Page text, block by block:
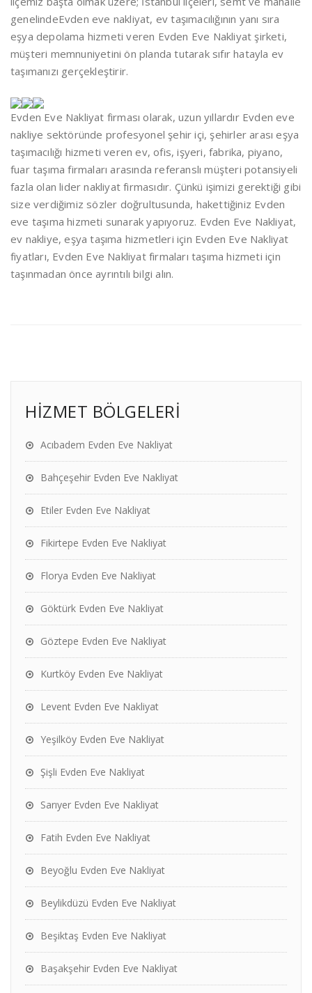
genelindeEvden eve nakliyat, ev taşımacılığının yanı sıra
eşya depolama hizmeti veren Evden Eve Nakliyat şirketi,
müşteri memnuniyetini ön planda tutarak sıfır hatayla ev
taşımanızı gerçekleştirir.
Evden Eve Nakliyat firması olarak, uzun yıllardır Evden eve
nakliye sektöründe profesyonel şehir içi, şehirler arası eşya
taşımacılığı hizmeti veren ev, ofis, işyeri, fabrika, piyano,
fuar taşıma firmaları arasında referanslı müşteri potansiyeli
fazla olan lider nakliyat firmasıdır. Çünkü işimizi gerektiği gibi
size verdiğimiz sözler doğrultusunda, hakettiğiniz Evden
eve taşıma hizmeti sunarak yapıyoruz. Evden Eve Nakliyat,
ev nakliye, eşya taşıma hizmetleri için Evden Eve Nakliyat
fiyatları, Evden Eve Nakliyat firmaları taşıma hizmeti için
taşınmadan önce ayrıntılı bilgi alın.
HİZMET BÖLGELERİ
Acıbadem Evden Eve Nakliyat
Bahçeşehir Evden Eve Nakliyat
Etiler Evden Eve Nakliyat
Fikirtepe Evden Eve Nakliyat
Florya Evden Eve Nakliyat
Göktürk Evden Eve Nakliyat
Göztepe Evden Eve Nakliyat
Kurtköy Evden Eve Nakliyat
Levent Evden Eve Nakliyat
Yeşilköy Evden Eve Nakliyat
Şişli Evden Eve Nakliyat
Sarıyer Evden Eve Nakliyat
Fatih Evden Eve Nakliyat
Beyoğlu Evden Eve Nakliyat
Beylikdüzü Evden Eve Nakliyat
Beşiktaş Evden Eve Nakliyat
Başakşehir Evden Eve Nakliyat